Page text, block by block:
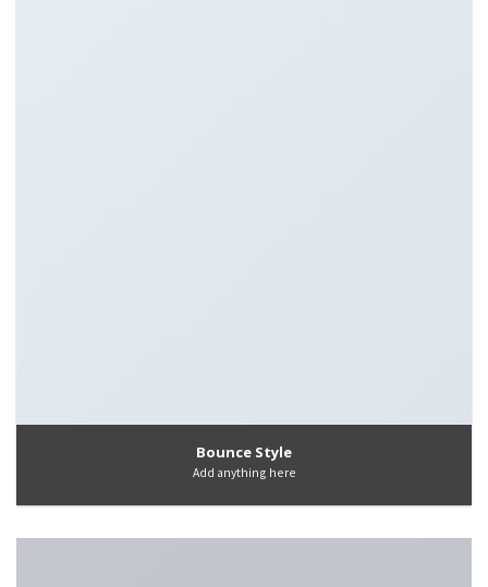
Bounce Style
Add anything here